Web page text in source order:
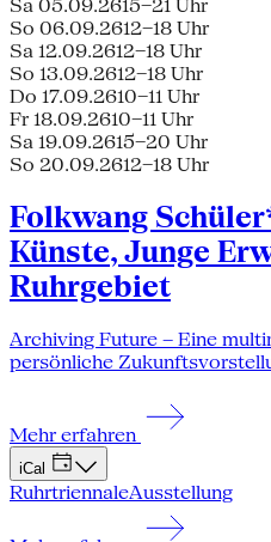
Sa 05.09.2615–21 Uhr
So 06.09.2612–18 Uhr
Sa 12.09.2612–18 Uhr
So 13.09.2612–18 Uhr
Do 17.09.2610–11 Uhr
Fr 18.09.2610–11 Uhr
Sa 19.09.2615–20 Uhr
So 20.09.2612–18 Uhr
Folkwang
Künste, Junge
Ruhrgebiet
Archiving Future – Eine
persönliche
Mehr erfahren
iCal
RuhrtriennaleAusstellung